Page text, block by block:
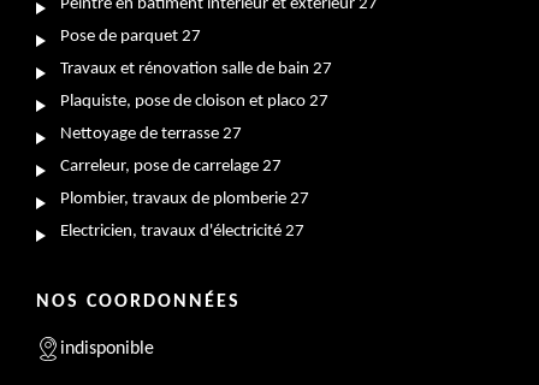
Peintre en bâtiment intérieur et extérieur 27
Pose de parquet 27
Travaux et rénovation salle de bain 27
Plaquiste, pose de cloison et placo 27
Nettoyage de terrasse 27
Carreleur, pose de carrelage 27
Plombier, travaux de plomberie 27
Electricien, travaux d'électricité 27
NOS COORDONNÉES
indisponible